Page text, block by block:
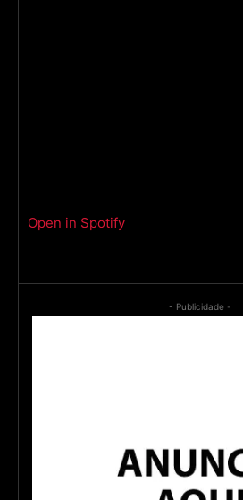
Open in Spotify
- Publicidade -